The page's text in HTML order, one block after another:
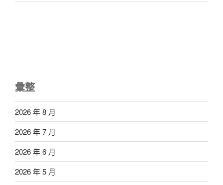
彙整
2026 年 8 月
2026 年 7 月
2026 年 6 月
2026 年 5 月